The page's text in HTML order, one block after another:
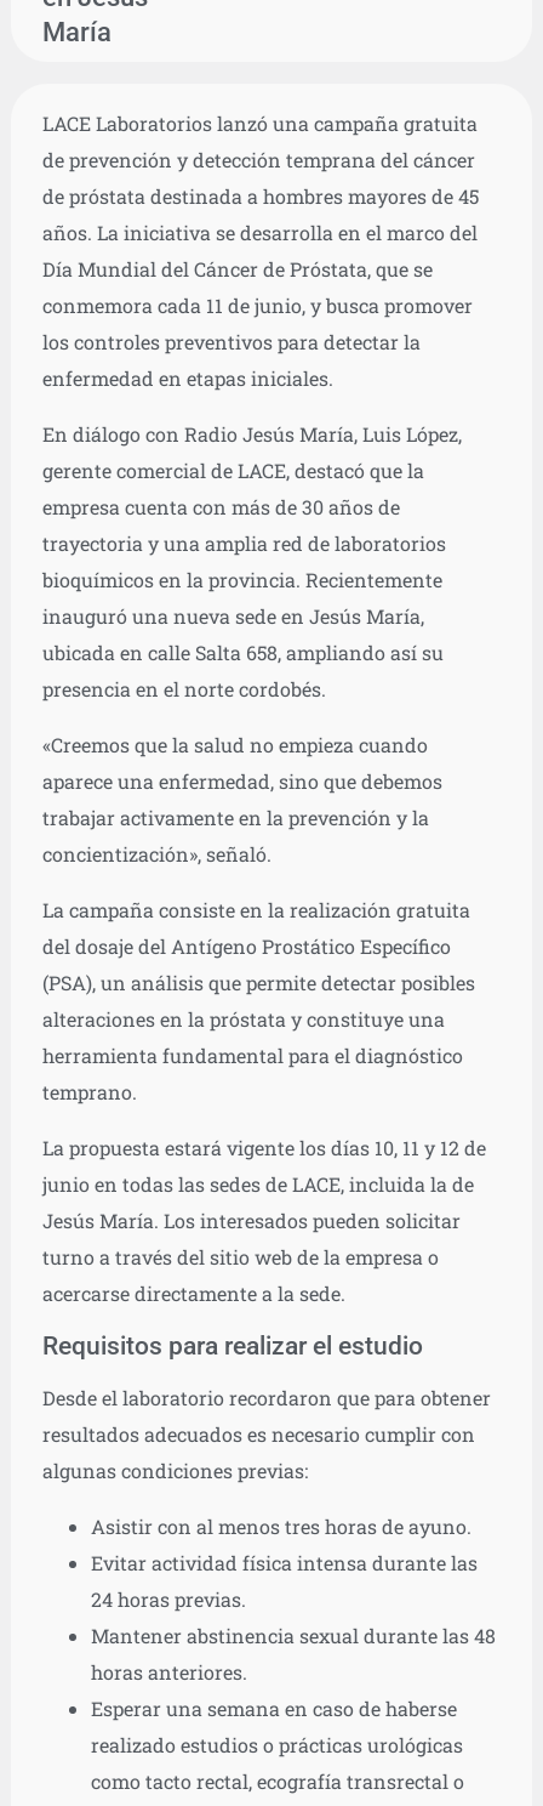
María
LACE Laboratorios lanzó una campaña gratuita
de prevención y detección temprana del cáncer
de próstata destinada a hombres mayores de 45
años. La iniciativa se desarrolla en el marco del
Día Mundial del Cáncer de Próstata, que se
conmemora cada 11 de junio, y busca promover
los controles preventivos para detectar la
enfermedad en etapas iniciales.
En diálogo con Radio Jesús María, Luis López,
gerente comercial de LACE, destacó que la
empresa cuenta con más de 30 años de
trayectoria y una amplia red de laboratorios
bioquímicos en la provincia. Recientemente
inauguró una nueva sede en Jesús María,
ubicada en calle Salta 658, ampliando así su
presencia en el norte cordobés.
«Creemos que la salud no empieza cuando
aparece una enfermedad, sino que debemos
trabajar activamente en la prevención y la
concientización», señaló.
La campaña consiste en la realización gratuita
del dosaje del Antígeno Prostático Específico
(PSA), un análisis que permite detectar posibles
alteraciones en la próstata y constituye una
herramienta fundamental para el diagnóstico
temprano.
La propuesta estará vigente los días 10, 11 y 12 de
junio en todas las sedes de LACE, incluida la de
Jesús María. Los interesados pueden solicitar
turno a través del sitio web de la empresa o
acercarse directamente a la sede.
Requisitos para realizar el estudio
Desde el laboratorio recordaron que para obtener
resultados adecuados es necesario cumplir con
algunas condiciones previas:
Asistir con al menos tres horas de ayuno.
Evitar actividad física intensa durante las
24 horas previas.
Mantener abstinencia sexual durante las 48
horas anteriores.
Esperar una semana en caso de haberse
realizado estudios o prácticas urológicas
como tacto rectal, ecografía transrectal o